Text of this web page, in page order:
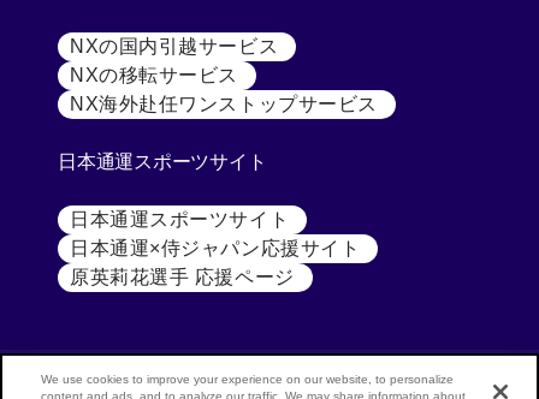
NXの国内引越サービス [別ウィンドウで開く]
NXの移転サービス [別ウィンドウで開く]
NX海外赴任ワンストップサービス [別ウィンドウで
日本通運スポーツサイト
日本通運スポーツサイト [別ウィンドウで開く]
日本通運×侍ジャパン応援サイト [別ウィンドウで開
原英莉花選手 応援ページ [別ウィンドウで開く]
We use cookies to improve your experience on our website, to personalize
content and ads, and to analyze our traffic. We may share information about